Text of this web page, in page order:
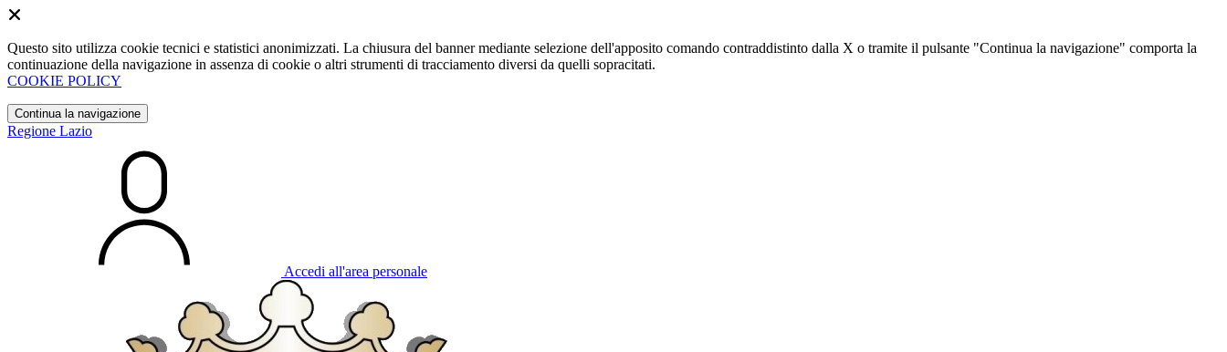
Questo sito utilizza cookie tecnici e statistici anonimizzati. La chiusura del banner mediante selezione dell'apposito comando contraddistinto dalla X o tramite il pulsante "Continua la navigazione" comporta la
continuazione della navigazione in assenza di cookie o altri strumenti di tracciamento diversi da quelli sopracitati.
COOKIE POLICY
Continua la navigazione
Regione Lazio
Accedi all'area personale